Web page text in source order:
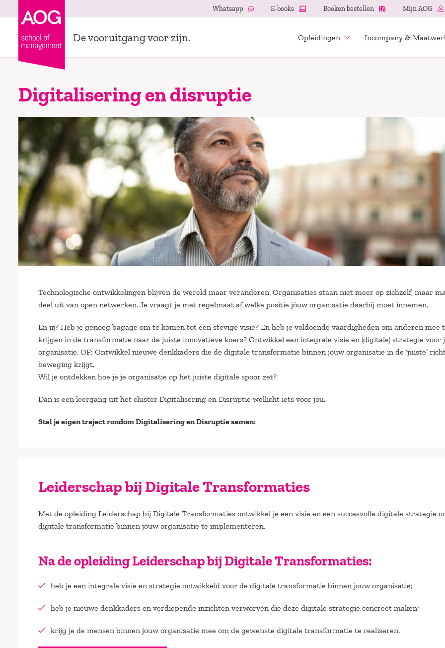
Whatsapp E-books Boeken bestellen Mijn AOG
De vooruitgang voor zijn. Opleidingen Incompany &
Digitalisering en disruptie
Technologische ontwikkelingen blijven de wereld maar veranderen. Organisaties staan niet meer op zichzelf, maar
deel uit van open netwerken. Je vraagt je met regelmaat af welke positie jóuw organisatie daarbij moet innemen.
En jij? Heb je genoeg bagage om te komen tot een stevige visie? En heb je voldoende vaardigheden om anderen mee
krijgen in de transformatie naar de juiste innovatieve koers? Ontwikkel een integrale visie en (digitale) strategie voor
organisatie. OF: Ontwikkel nieuwe denkkaders die de digitale transformatie binnen jouw organisatie in de ‘juiste’
beweging krijgt.
Wil je ontdekken hoe je je organisatie op het juiste digitale spoor zet?
Dan is een leergang uit het cluster Digitalisering en Disruptie wellicht iets voor jou.
Stel je eigen traject rondom Digitalisering en Disruptie samen:
Leiderschap bij Digitale Transformaties
Met de opleiding Leiderschap bij Digitale Transformaties ontwikkel je een visie en een succesvolle digitale strategie
digitale transformatie binnen jouw organisatie te implementeren.
Na de opleiding Leiderschap bij Digitale Transformaties:
heb je een integrale visie en strategie ontwikkeld voor de digitale transformatie binnen jouw organisatie;
heb je nieuwe denkkaders en verdiepende inzichten verworven die deze digitale strategie concreet maken;
krijg je de mensen binnen jouw organisatie mee om de gewenste digitale transformatie te realiseren.